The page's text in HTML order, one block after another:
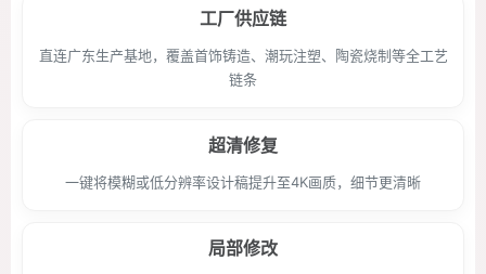
工厂供应链
直连广东生产基地，覆盖首饰铸造、潮玩注塑、陶瓷烧制等全工艺
链条
超清修复
一键将模糊或低分辨率设计稿提升至4K画质，细节更清晰
局部修改